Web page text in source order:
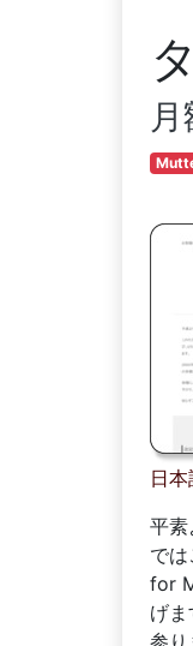
日
平素
で
for
げ
参り